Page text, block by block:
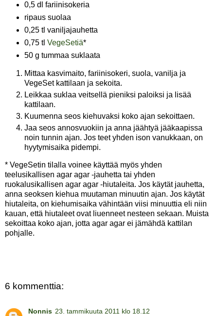
0,5 dl fariinisokeria
ripaus suolaa
0,25 tl vaniljajauhetta
0,75 tl VegeSetiä*
50 g tummaa suklaata
Mittaa kasvimaito, fariinisokeri, suola, vanilja ja
VegeSet kattilaan ja sekoita.
Leikkaa suklaa veitsellä pieniksi paloiksi ja lisää
kattilaan.
Kuumenna seos kiehuvaksi koko ajan sekoittaen.
Jaa seos annosvuokiin ja anna jäähtyä jääkaapissa
noin tunnin ajan. Jos teet yhden ison vanukkaan, on
hyytymisaika pidempi.
* VegeSetin tilalla voinee käyttää myös yhden
teelusikallisen agar agar -jauhetta tai yhden
ruokalusikallisen agar agar -hiutaleita. Jos käytät jauhetta,
anna seoksen kiehua muutaman minuutin ajan. Jos käytät
hiutaleita, on kiehumisaika vähintään viisi minuuttia eli niin
kauan, että hiutaleet ovat liuenneet nesteen sekaan. Muista
sekoittaa koko ajan, jotta agar agar ei jämähdä kattilan
pohjalle.
6 kommenttia:
Nonnis 23. tammikuuta 2011 klo 18.12